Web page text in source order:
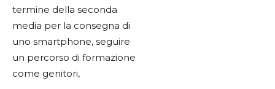
termine della seconda
media per la consegna di
uno smartphone, seguire
un percorso di formazione
come genitori,